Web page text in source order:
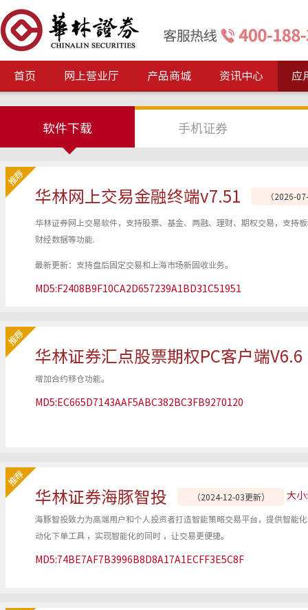
首页 网上营业厅 产品商城 资讯中心 应
软件下载 手机证券
华林网上交易金融终端v7.51 （2026-
华林证券网上交易软件，支持股票、基金、两融、理财、期权交易，支持
财经数据等功能.
最新更新：支持盘后固定交易和上海市场新固收业务。
MD5:F2408B9F10CA2D657239A1BD31C51951
华林证券汇点股票期权PC客户端V6.6
增加合约移仓功能。
MD5:EC665D7143AAF5ABC382BC3FB9270120
华林证券海豚智投 （2024-12-03更新） 大小
海豚智投致力为高端用户和个人投资者打造智能策略交易平台，提供智能
动化下单工具 ，实现智能化的同时 ，让交易更便捷。
MD5:74BE7AF7B3996B8D8A17A1ECFF3E5C8F